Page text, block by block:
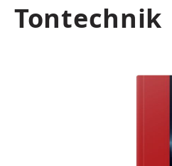
Tontechnik